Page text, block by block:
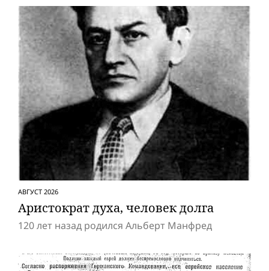
АВГУСТ 2026
Аристократ духа, человек долга
120 лет назад родился Альберт Манфред